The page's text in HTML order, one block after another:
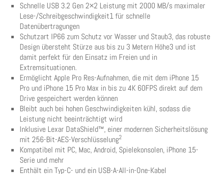
Schnelle USB 3.2 Gen 2×2 Leistung mit 2000 MB/s maximaler
Lese-/Schreibgeschwindigkeit1 für schnelle
Datenübertragungen
Schutzart IP66 zum Schutz vor Wasser und Staub3, das robuste
Design übersteht Stürze aus bis zu 3 Metern Höhe3 und ist
damit perfekt für den Einsatz im Freien und in
Extremsituationen.
Ermöglicht Apple Pro Res-Aufnahmen, die mit dem iPhone 15
Pro und iPhone 15 Pro Max in bis zu 4K 60FPS direkt auf dem
Drive gespeichert werden können
Bleibt auch bei hohen Geschwindigkeiten kühl, sodass die
Leistung nicht beeinträchtigt wird
Inklusive Lexar DataShield™, einer modernen Sicherheitslösung
mit 256-Bit-AES-Verschlüsselung2
Kompatibel mit PC, Mac, Android, Spielekonsolen, iPhone 15-
Serie und mehr
Enthält ein Typ-C- und ein USB-A-All-in-One-Kabel